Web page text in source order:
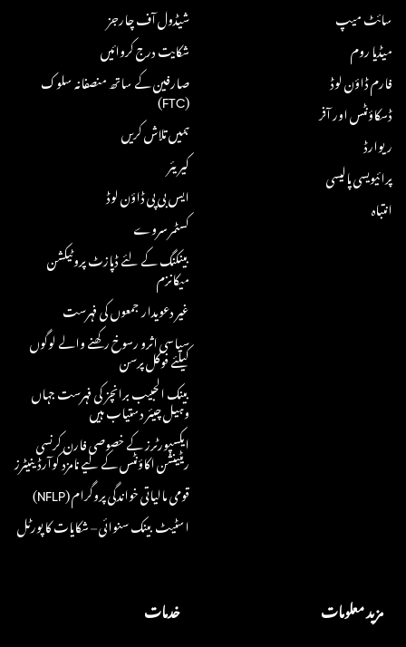
سائٹ میپ
میڈیا روم
فارم ڈاؤن لوڈ
ڈسکاؤنٹس اور آفر
ریوارڈ
پرائیویسی پالیسی
انتباہ
شیڈول آف چارجز
شکایت درج کروائیں
صارفین کے ساتھ منصفانہ سلوک
(FTC)
ہمیں تلاش کریں
کیریئر
ایس بی پی ڈاؤن لوڈ
کسٹمر سروے
بینکنگ کے لئے ڈپازٹ پروٹیکشن
میکانزم
غیر دعویدار جمعوں کی فہرست
سیاسی اثرو رسوخ رکھنے والے لوگوں
کیلئے فوکل پرسن
بینک الحبیب برانچز کی فہرست جہاں
وہیل چیئر دستیاب ہیں
ایکسپورٹرز کے خصوصی فارن کرنسی
ریٹینشن اکاؤنٹس کے لیے نامزد کوآرڈینیٹرز
قومی مالیاتی خواندگی پروگرام (NFLP)
اسٹیٹ بینک سنوائی – شکایات کا پورٹل
مزید معلومات خدمات